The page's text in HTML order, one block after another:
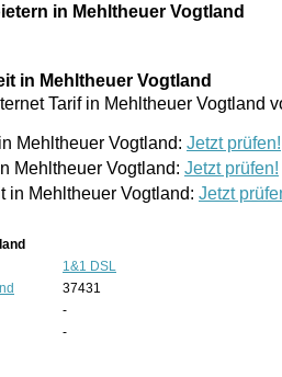
in Mehltheuer Vogtland
in Mehltheuer Vogtland
Tarif in Mehltheuer Vogtland
Mehltheuer Vogtland: Jetzt prüfen!
Mehltheuer Vogtland: Jetzt prüfen!
in Mehltheuer Vogtland: Jetzt
1&1 DSL
37431
-
-